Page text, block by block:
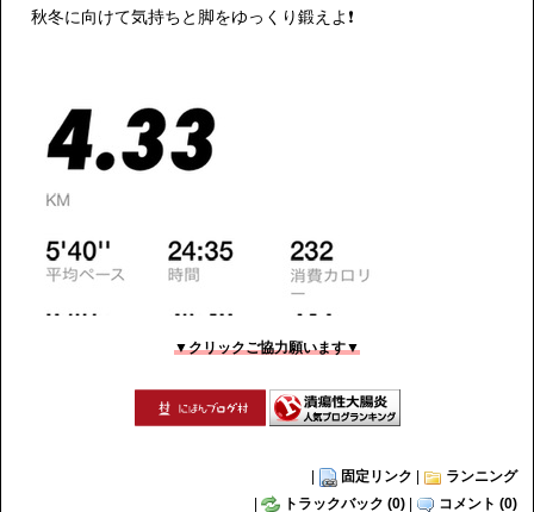
秋冬に向けて気持ちと脚をゆっくり鍛えよ❗️
▼クリックご協力願います▼
固定リンク
ランニング
トラックバック (0) コメント (0)